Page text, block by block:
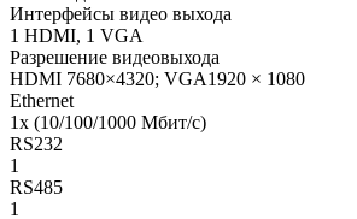
Интерфейсы видео выхода
1 HDMI, 1 VGA
Разрешение видеовыхода
HDMI 7680×4320; VGA1920 × 1080
Ethernet
1х (10/100/1000 Mбит/с)
RS232
1
RS485
1